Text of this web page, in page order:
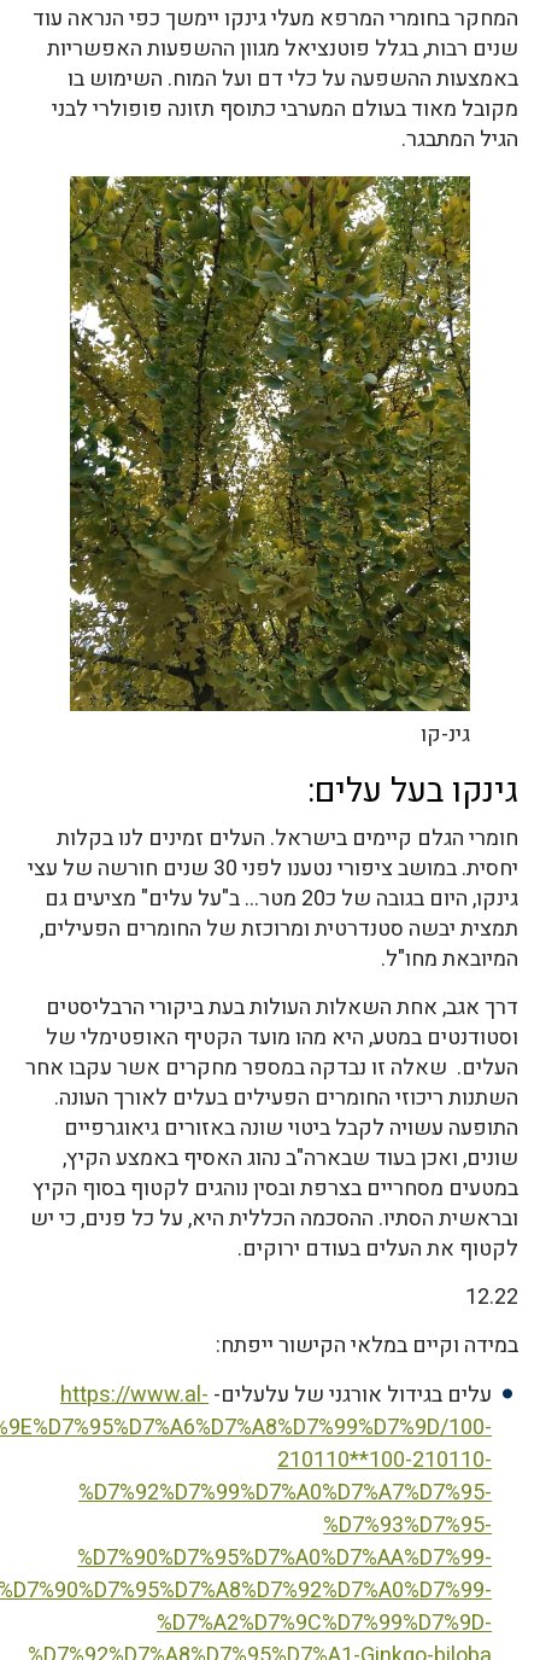
המחקר בחומרי המרפא מעלי גינקו יימשך כפי הנראה עוד
שנים רבות, בגלל פוטנציאל מגוון ההשפעות האפשריות
באמצעות ההשפעה על כלי דם ועל המוח. השימוש בו
מקובל מאוד בעולם המערבי כתוסף תזונה פופולרי לבני
הגיל המתבגר.
גינ-קו
גינקו בעל עלים:
חומרי הגלם קיימים בישראל. העלים זמינים לנו בקלות
יחסית. במושב ציפורי נטענו לפני 30 שנים חורשה של עצי
גינקו, היום בגובה של כ20 מטר… ב"על עלים" מציעים גם
תמצית יבשה סטנדרטית ומרוכזת של החומרים הפעילים,
המיובאת מחו"ל.
דרך אגב, אחת השאלות העולות בעת ביקורי הרבליסטים
וסטודנטים במטע, היא מהו מועד הקטיף האופטימלי של
העלים. שאלה זו נבדקה במספר מחקרים אשר עקבו אחר
השתנות ריכוזי החומרים הפעילים בעלים לאורך העונה.
התופעה עשויה לקבל ביטוי שונה באזורים גיאוגרפיים
שונים, ואכן בעוד שבארה"ב נהוג האסיף באמצע הקיץ,
במטעים מסחריים בצרפת ובסין נוהגים לקטוף בסוף הקיץ
ובראשית הסתיו. ההסכמה הכללית היא, על כל פנים, כי יש
לקטוף את העלים בעודם ירוקים.
12.22
במידה וקיים במלאי הקישור ייפתח:
עלים בגידול אורגני של עלעלים-https://www.al-
100-
210110**100-210110-
%D7%92%D7%99%D7%A0%D7%A7%D7%95-
%D7%93%D7%95-
%D7%90%D7%95%D7%A0%D7%AA%D7%99-
%D7%A2%D7%9C%D7%99%D7%9D-